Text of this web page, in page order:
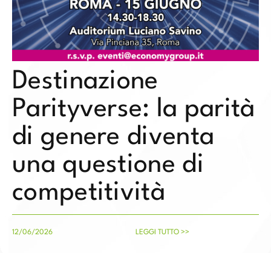
Destinazione
Parityverse: la parità
di genere diventa
una questione di
competitività
12/06/2026 LEGGI TUTTO >>